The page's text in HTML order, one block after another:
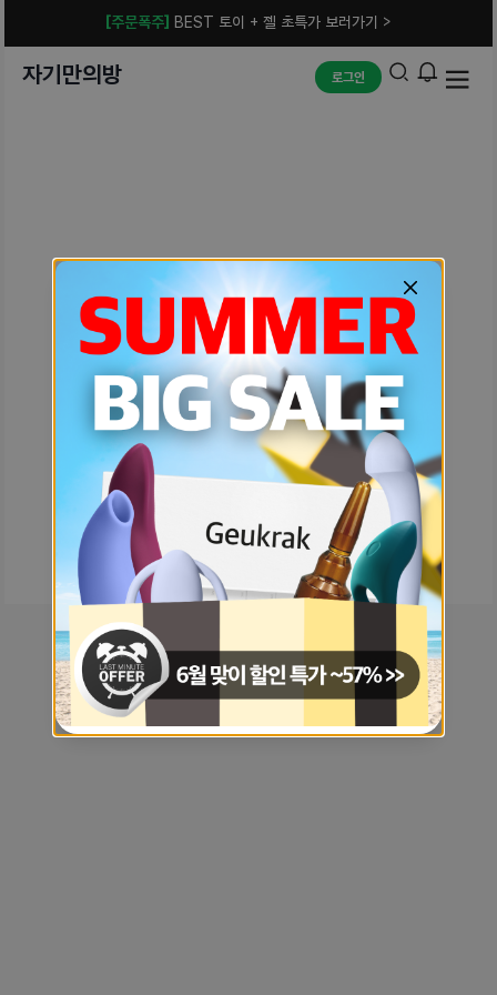
[주문폭주] BEST 토이 + 젤 초특가 보러가기 >
자기만의방 로그인
예상치 못한 에러입니다.